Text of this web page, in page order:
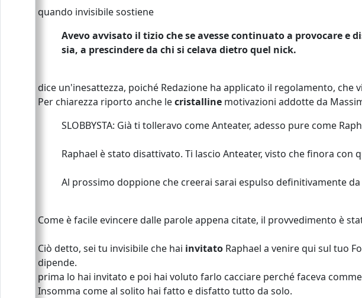
quando invisibile sostiene
Avevo avvisato il tizio che se avesse continuato a provocare
sia, a prescindere da chi si celava dietro quel nick.
dice un'inesattezza, poiché Redazione ha applicato il regolamento,
Per chiarezza riporto anche lecristalline motivazioni addotte da
SLOBBYSTA: Già ti tolleravo come Anteater, adesso pure come
Raphael è stato disattivato. Ti lascio Anteater, visto che finora con
Al prossimo doppione che creerai sarai espulso definitivamente
Come è facile evincere dalle parole appena citate, il provvedimento è
Ciò detto, sei tu invisibile che hai invitato Raphael a venire qui sul tuo
dipende.
prima lo hai invitato e poi hai voluto farlo cacciare perché faceva
Insomma come al solito hai fatto e disfatto tutto da solo.